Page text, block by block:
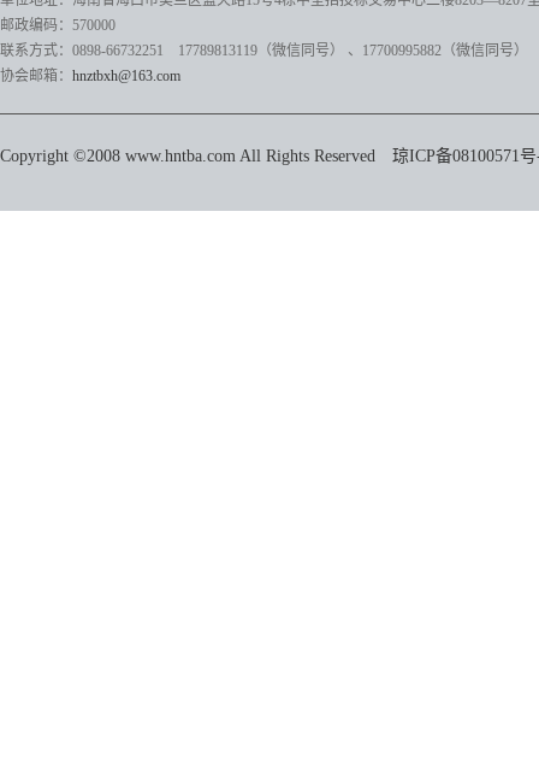
邮政编码：570000
联系方式：0898-66732251 17789813119（微信同号）
、17700995882 （微信同号）
协会邮箱： hnztbxh@163.com
Copyright ©2008 www.hntba.com All Rights Reserved 琼ICP备08100571